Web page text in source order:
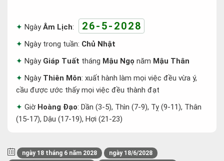
NgàyÂm Lịch: 26-5-2028
Ngày trong tuần: Chủ Nhật
Ngày Giáp Tuất tháng Mậu Ngọ năm Mậu Thân
Ngày Thiên Môn: xuất hành làm mọi việc đều vừa ý,
cầu được ước thấy mọi việc đều thành đạt
Giờ Hoàng Đạo: Dần (3-5), Thìn (7-9), Tỵ (9-11), Thân
(15-17), Dậu (17-19), Hợi (21-23)
ngày 18 tháng 6 năm 2028
ngày 18/6/2028